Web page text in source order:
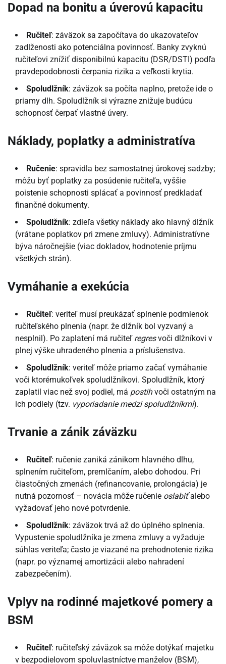
Dopad na bonitu a úverovú kapacitu
Ručiteľ: záväzok sa započítava do ukazovateľov
zadlženosti ako potenciálna povinnosť. Banky zvyknú
ručiteľovi znížiť disponibilnú kapacitu (DSR/DSTI) podľa
pravdepodobnosti čerpania rizika a veľkosti krytia.
Spoludlžník: záväzok sa počíta naplno, pretože ide o
priamy dlh. Spoludlžník si výrazne znižuje budúcu
schopnosť čerpať vlastné úvery.
Náklady, poplatky a administratíva
Ručenie: spravidla bez samostatnej úrokovej sadzby;
môžu byť poplatky za posúdenie ručiteľa, vyššie
poistenie schopnosti splácať a povinnosť predkladať
finančné dokumenty.
Spoludlžník: zdieľa všetky náklady ako hlavný dlžník
(vrátane poplatkov pri zmene zmluvy). Administratívne
býva náročnejšie (viac dokladov, hodnotenie príjmu
všetkých strán).
Vymáhanie a exekúcia
Ručiteľ: veriteľ musí preukázať splnenie podmienok
ručiteľského plnenia (napr. že dlžník bol vyzvaný a
nesplnil). Po zaplatení má ručiteľ regresvoči dlžníkovi v
plnej výške uhradeného plnenia a príslušenstva.
Spoludlžník: veriteľ môže priamo začať vymáhanie
voči ktorémukoľvek spoludlžníkovi. Spoludlžník, ktorý
zaplatil viac než svoj podiel, má postihvoči ostatným na
ich podiely (tzv. vyporiadanie medzi spoludlžníkmi).
Trvanie a zánik záväzku
Ručiteľ: ručenie zaniká zánikom hlavného dlhu,
splnením ručiteľom, premlčaním, alebo dohodou. Pri
čiastočných zmenách (refinancovanie, prolongácia) je
nutná pozornosť – novácia môže ručenie oslabiťalebo
vyžadovať jeho nové potvrdenie.
Spoludlžník: záväzok trvá až do úplného splnenia.
Vypustenie spoludlžníka je zmena zmluvy a vyžaduje
súhlas veriteľa; často je viazané na prehodnotenie rizika
(napr. po významej amortizácii alebo nahradení
zabezpečením).
Vplyv na rodinné majetkové pomery a
BSM
Ručiteľ: ručiteľský záväzok sa môže dotýkať majetku
v bezpodielovom spoluvlastníctve manželov (BSM),